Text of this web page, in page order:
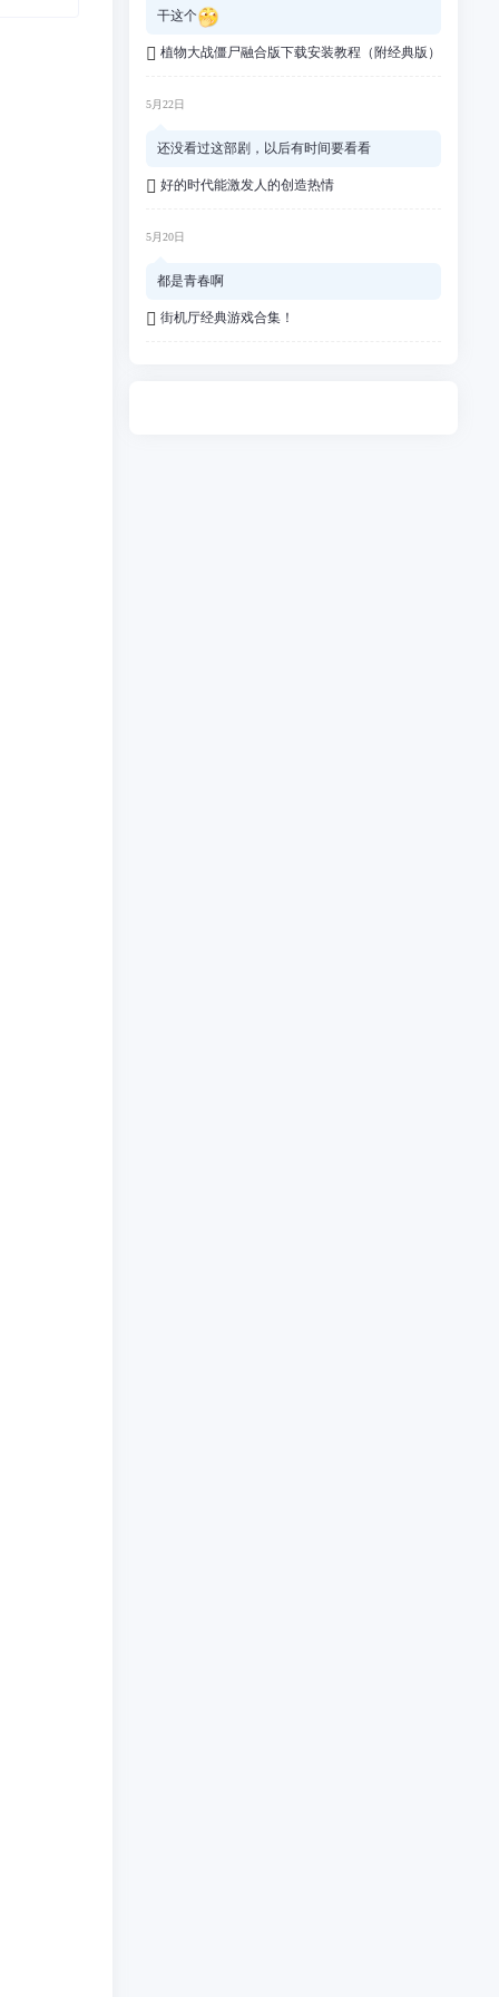
干这个
植物大战僵尸融合版下载安装教程（附经典版）
5月22日
还没看过这部剧，以后有时间要看看
好的时代能激发人的创造热情
5月20日
都是青春啊
街机厅经典游戏合集！